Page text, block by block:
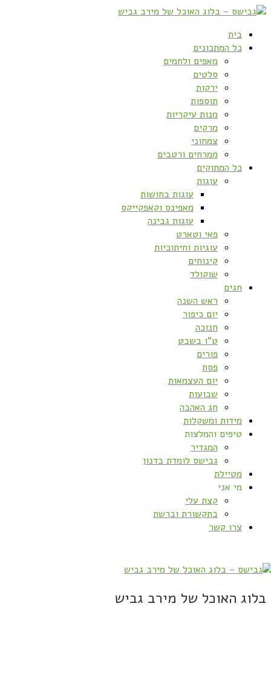
בית
כל המתכונים
מאפים ולחמים
סלטים
ירקות
תוספות
מנות עיקריות
מרקים
צמחוני
ממרחים ורטבים
כל המתוקים
עוגות
עוגות בחושות
מאפינס וקאפקייקס
עוגות גבינה
פאי וטארט
עוגיות וחיתוכיות
קינוחים
שוקולד
חגים
ראש השנה
יום כיפור
חנוכה
ט”ו בשבט
פורים
פסח
יום העצמאות
שבועות
חג האהבה
מידות ומשקלות
טיפים והמלצות
המגדיר
גבישס לומדת בדנון
מטיילת
מי אני
קצת עלי
בתקשורת וברשת
צרו קשר
בלוג האוכל של מירב גביש